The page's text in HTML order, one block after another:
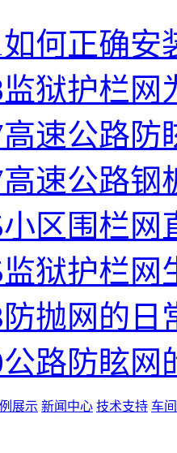
如何正确安
监狱护栏网
高速公路防
高速公路钢
小区围栏网
监狱护栏网
防抛网的日
公路防眩网
展示 新闻中心 技术支持 车